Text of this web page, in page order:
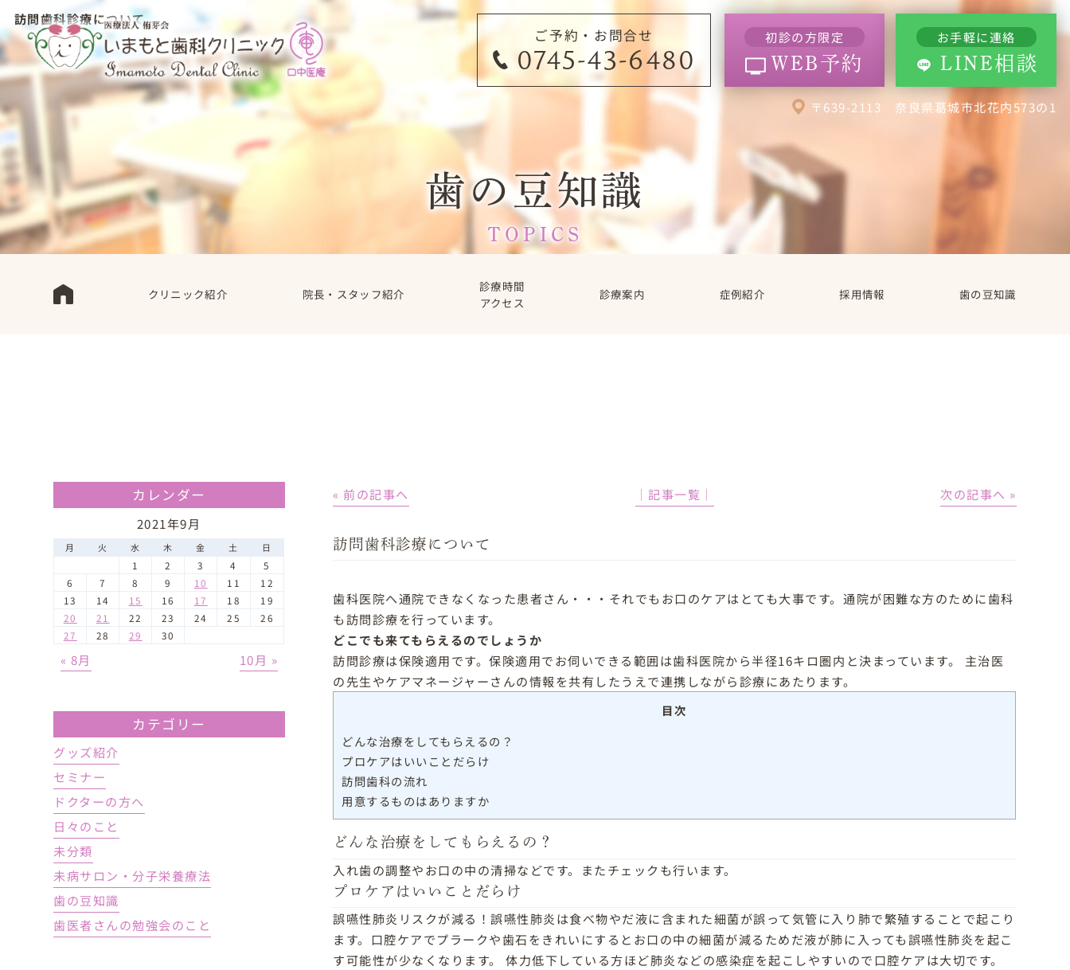
ご予約・お問合せ
0745-43-6480
初診の方限定
WEB予約
お手軽に連絡
LINE相談
〒639-2113 奈良県葛城市北花内573の1
歯の豆知識
TOPICS
クリニック紹介 院長・スタッフ紹介
診療時間
アクセス
診療案内 症例紹介 採用情報 歯の豆知識
« 前の記事へ │記事一覧│ 次の記事へ »
訪問歯科診療について
訪問歯科診療について
歯科医院へ通院できなくなった患者さん・・・それでもお口のケアはとても大事です。通院が困難な方のために歯科
も訪問診療を行っています。
どこでも来てもらえるのでしょうか
訪問診療は保険適用です。保険適用でお伺いできる範囲は歯科医院から半径16キロ圏内と決まっています。 主治医
の先生やケアマネージャーさんの情報を共有したうえで連携しながら診療にあたります。
目次
どんな治療をしてもらえるの？
プロケアはいいことだらけ
訪問歯科の流れ
用意するものはありますか
どんな治療をしてもらえるの？
入れ歯の調整やお口の中の清掃などです。またチェックも行います。
プロケアはいいことだらけ
誤嚥性肺炎リスクが減る！誤嚥性肺炎は食べ物やだ液に含まれた細菌が誤って気管に入り肺で繁殖することで起こり
ます。口腔ケアでプラークや歯石をきれいにするとお口の中の細菌が減るためだ液が肺に入っても誤嚥性肺炎を起こ
す可能性が少なくなります。 体力低下している方ほど肺炎などの感染症を起こしやすいので口腔ケアは大切です。
カレンダー
2021年9月
月 火 水 木 金 土 日
1 2 3 4
5
6
7 8 9 10 11
12
13
14 15 16 17 18
19
20
21 22 23 24 25
26
27
28 29 30
« 8月 10月 »
カテゴリー
グッズ紹介
セミナー
ドクターの方へ
日々のこと
未分類
未病サロン・分子栄養療法
歯の豆知識
歯医者さんの勉強会のこと